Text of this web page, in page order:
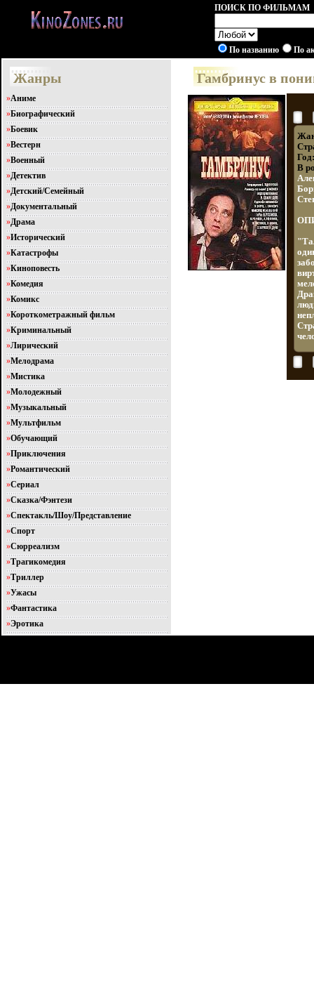
ПОИСК ПО ФИЛЬМАМ
По названию По
Жанры
»Аниме
»Биографический
»Боевик
»Вестерн
»Военный
»Детектив
»Детский/Семейный
»Документальный
»Драма
»Исторический
»Катастрофы
»Киноповесть
»Комедия
»Комикс
»Короткометражный фильм
»Криминальный
»Лирический
»Мелодрама
»Мистика
»Молодежный
»Музыкальный
»Мультфильм
»Обучающий
»Приключения
»Романтический
»Сериал
»Сказка/Фэнтези
»Спектакль/Шоу/Представление
»Спорт
»Сюрреализм
»Трагикомедия
»Триллер
»Ужасы
»Фантастика
»Эротика
Гамбринус в
Год:
В